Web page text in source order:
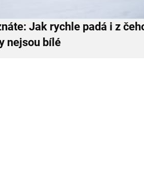
Jak rychle padá i z
nejsou bílé